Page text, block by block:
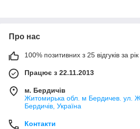
Про нас
100% позитивних з 25 відгуків за рік
Працює з 22.11.2013
м. Бердичів
Житомирька обл. м Бердичев. ул.
Бердичів, Україна
Контакти